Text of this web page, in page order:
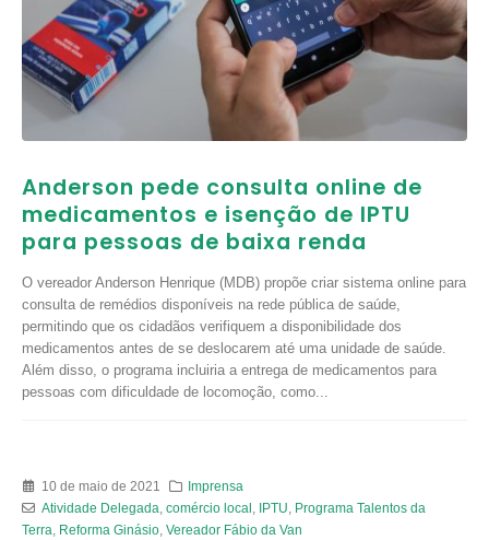
Anderson pede consulta online de
medicamentos e isenção de IPTU
para pessoas de baixa renda
O vereador Anderson Henrique (MDB) propõe criar sistema online para
consulta de remédios disponíveis na rede pública de saúde,
permitindo que os cidadãos verifiquem a disponibilidade dos
medicamentos antes de se deslocarem até uma unidade de saúde.
Além disso, o programa incluiria a entrega de medicamentos para
pessoas com dificuldade de locomoção, como...
10 de maio de 2021
Imprensa
Atividade Delegada comércio local IPTU
Programa Talentos da
Terra
Reforma Ginásio Vereador Fábio da Van